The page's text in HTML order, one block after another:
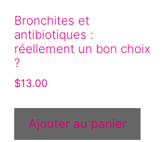
Bronchites et
antibiotiques :
réellement un bon choix
?
$13.00
Ajouter au panier